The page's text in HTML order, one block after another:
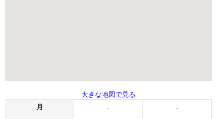
大きな地図で見る
月
- -